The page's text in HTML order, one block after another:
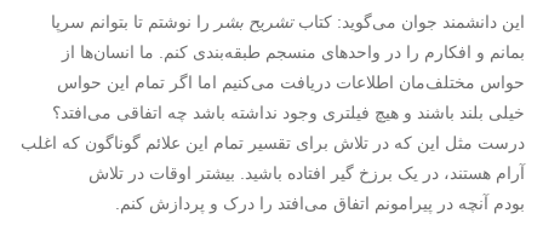
این دانشمند جوان می‌گوید: کتاب تشریح بشر را نوشتم تا بتوانم سرپا
بمانم و افکارم را در واحدهای منسجم طبقه‌بندی کنم. ما انسان‌ها از
حواس مختلف‌مان اطلاعات دریافت می‌کنیم اما اگر تمام این حواس
خیلی بلند باشند و هیچ فیلتری وجود نداشته باشد چه اتفاقی می‌افتد؟
درست مثل این که در تلاش برای تقسیر تمام این علائم گوناگون که اغلب
آرام هستند، در یک برزخ گیر افتاده باشید. بیشتر اوقات در تلاش
بودم آنچه در پیرامونم اتفاق می‌افتد را درک و پردازش کنم.